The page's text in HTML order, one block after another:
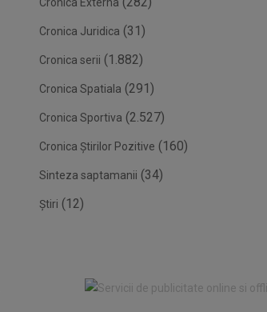
Cronica Juridica (31)
Cronica serii (1.882)
Cronica Spatiala (291)
Cronica Sportiva (2.527)
Cronica Știrilor Pozitive (160)
Sinteza saptamanii (34)
Știri (12)